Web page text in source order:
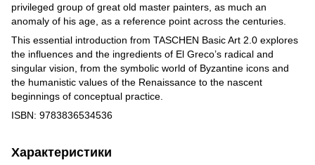
privileged group of great old master painters, as much an
anomaly of his age, as a reference point across the centuries.
This essential introduction from TASCHEN Basic Art 2.0 explores
the influences and the ingredients of El Greco’s radical and
singular vision, from the symbolic world of Byzantine icons and
the humanistic values of the Renaissance to the nascent
beginnings of conceptual practice.
ISBN: 9783836534536
Характеристики